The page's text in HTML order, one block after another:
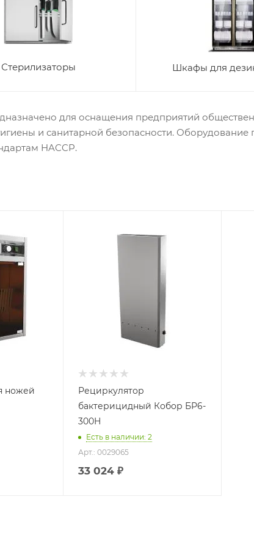
Стерилизаторы Шкафы для
для оснащения предприятий
и санитарной безопасности. Оборудование
HACCP.
ножей
Рециркулятор
бактерицидный Кобор БР6-
300Н
Есть в наличии: 2
Арт.: 0029065
33 024₽